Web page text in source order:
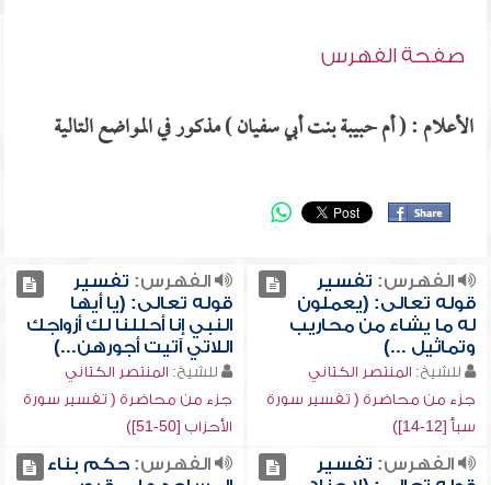
صفحة الفهرس
الأعلام : ( أم حبيبة بنت أبي سفيان ) مذكور في المواضع التالية
الفهرس: تفسير
قوله تعالى: (يعملون
له ما يشاء من محاريب
وتماثيل ...)
للشيخ: المنتصر الكتاني
جزء من محاضرة ( تفسير سورة
سبأ [12-14])
الفهرس: تفسير
قوله تعالى: (يا أيها
النبي إنا أحللنا لك أزواجك
اللاتي آتيت أجورهن...)
للشيخ: المنتصر الكتاني
جزء من محاضرة ( تفسير سورة
الأحزاب [50-51])
الفهرس: تفسير
الفهرس:حكم بناء